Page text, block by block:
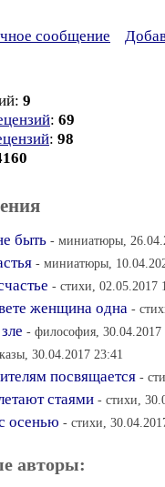
сообщение
9
: 69
: 98
быть - миниатюры,
- миниатюры,
- стихи, 02.05.2017
женщина одна -
- философия, 30.04.2017
30.04.2017 23:41
посвящается -
стаями - стихи,
осенью - стихи,
авторы: